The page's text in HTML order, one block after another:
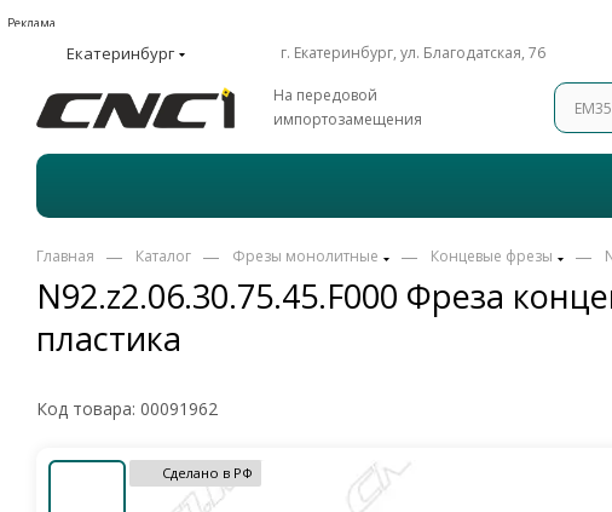
Реклама
Екатеринбург г. Екатеринбург, ул. Благодатская, 76
На передовой
импортозамещения
N92.z2.06.30.75.45.F000 Фреза
пластика
Главная — Каталог — Фрезы монолитные — Концевые фрезы —
Код товара: 00091962
Сделано в РФ